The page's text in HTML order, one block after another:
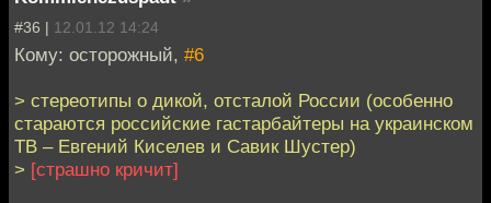
#36 | 12.01.12 14:24
Кому: осторожный, #6
> стереотипы о дикой, отсталой России (особенно
стараются российские гастарбайтеры на украинском
ТВ – Евгений Киселев и Савик Шустер)
> [страшно кричит]